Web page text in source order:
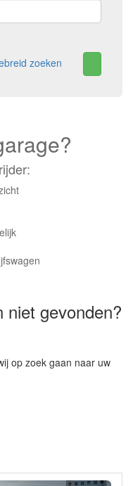
zoeken
niet gevonden?
op zoek gaan naar uw